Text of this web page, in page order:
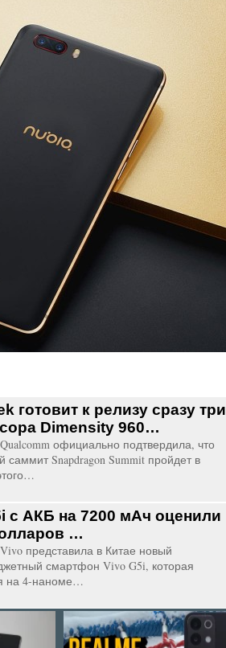
готовит к релизу сразу три
Dimensity 960…
официально подтвердила, что
Snapdragon Summit пройдет в
с АКБ на 7200 мАч оценили
…
представила в Китае новый
смартфон Vivo G5i, которая
на 4-наноме…